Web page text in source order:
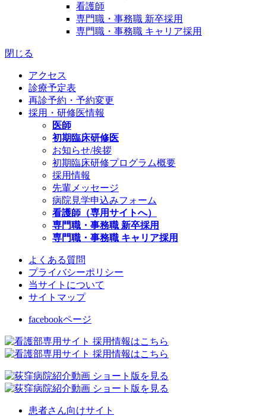
看護師
専門職・事務職 新卒採用
専門職・事務職 キャリア採用
閉じる
アクセス
診療予定表
再診予約・予約変更
採用・研修医情報
医師
初期臨床研修医
お知らせ/挨拶
初期臨床研修プログラム概要
採用情報
先輩メッセージ
病院見学申込みフォーム
看護師（専用サイトへ）
専門職・事務職 新卒採用
専門職・事務職 キャリア採用
よくある質問
プライバシーポリシー
当サイトについて
サイトマップ
facebookページ
患者さん向けサイト